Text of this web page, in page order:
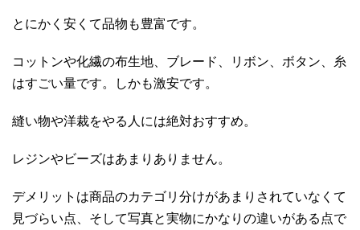
とにかく安くて品物も豊富です。
コットンや化繊の布生地、ブレード、リボン、ボタン、糸
はすごい量です。しかも激安です。
縫い物や洋裁をやる人には絶対おすすめ。
レジンやビーズはあまりありません。
デメリットは商品のカテゴリ分けがあまりされていなくて
見づらい点、そして写真と実物にかなりの違いがある点で